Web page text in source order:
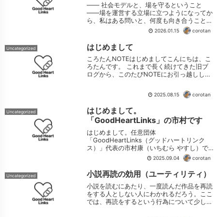
―― 社会モデルと、場を守るということ
――場を運営する立場に立つようになってか
ら、私はある問いと、何度も向き合うことに
なりました。続きをみる2026.01.15 corotan
Uncategorized はじめまして
ころたんNOTEはじめましてこんにちは、こ
ろたんです。 これまで長く続けてきた旧ブ
ログから、このたびNOTEにお引っ越しして
2025.08.15 corotan
Uncategorized
はじめまして。
「GoodHeartLinks」の市村です
はじめまして。任意団体
「GoodHeartLinks（グッドハートリンク
ス）」代表の市村康（いちむら やすし）で
す。数ある記事の中から、こうして私たちの
ページにたどり着いてくださり、本当にあり
がとうございます。続きをみる
2025.09.04 corotan
Uncategorized 小説再読の効用（ユーティリティ）
小説を読むにあたり、一度読んだ作品を再読
をする人としない人にわかれるだろう。ここ
では、再読をするという行為について少しだ